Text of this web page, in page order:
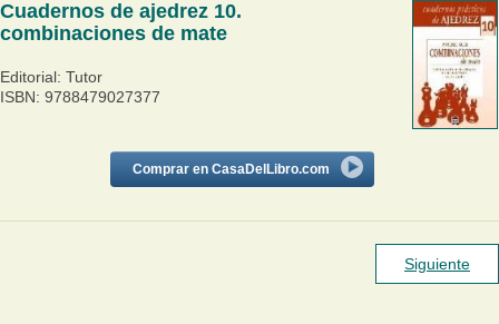
Cuadernos de ajedrez 10.
combinaciones de mate
Editorial: Tutor
ISBN: 9788479027377
Comprar en CasaDelLibro.com
Siguiente